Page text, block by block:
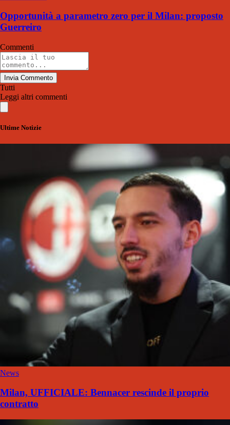
Opportunità a parametro zero per il Milan: proposto
Guerreiro
Commenti
Invia Commento
Tutti
Leggi altri commenti
Ultime Notizie
News
Milan, UFFICIALE: Bennacer rescinde il proprio
contratto